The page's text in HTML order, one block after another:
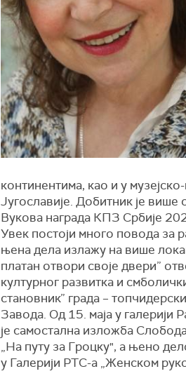
континентима, као и у
Југославије. Добитник је више
Вукова награда КПЗ Србије
Увек постоји много повода за
њена дела излажу на више
платан отвори своје двери”
културног развитка и
становник” града –
Завода. Од 15. маја у галерији
је самостална изложба
„На путу за Гроцку", а њено
у Галерији РТС-а „Женском